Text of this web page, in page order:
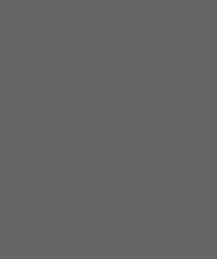
mit, ob ein
angemeldet ist und